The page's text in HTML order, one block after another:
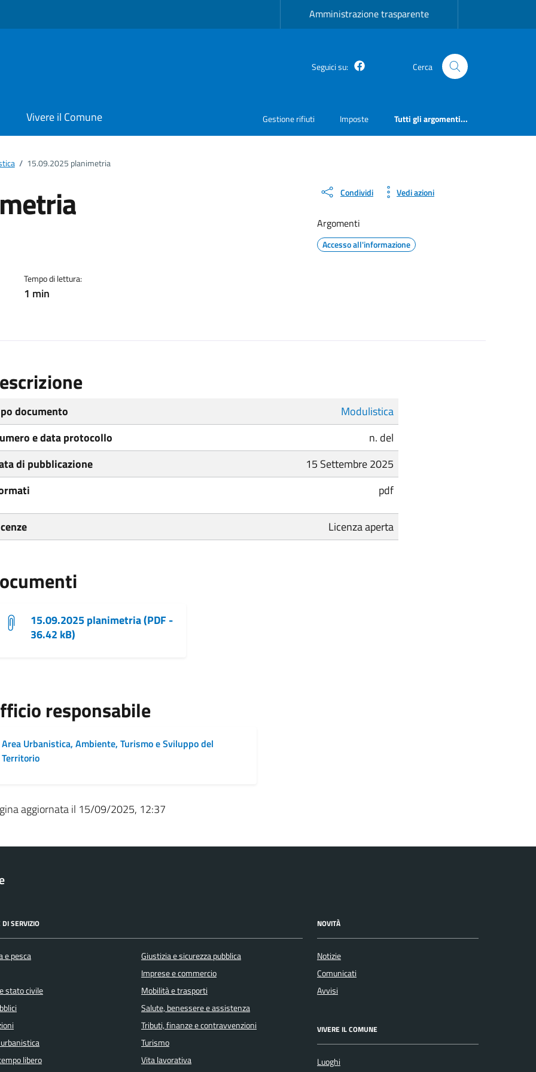
Amministrazione trasparente
Seguici su: Facebook Cerca
Vivere il Comune Gestione rifiuti Imposte Tutti gli argomenti...
/ 15.09.2025 planimetria
Tempo di lettura:
1 min
Condividi Vedi azioni
Argomenti
Accesso all'informazione
documento
Modulistica
e data protocollo
n. del
di pubblicazione
15 Settembre 2025
pdf
Licenza aperta
15.09.2025 planimetria (PDF -
36.42 kB)
responsabile
Area Urbanistica, Ambiente, Turismo e Sviluppo del
Territorio
aggiornata il 15/09/2025, 12:37
DI SERVIZIO
e pesca
stato civile
libero
Giustizia e sicurezza pubblica
Imprese e commercio
Mobilità e trasporti
Salute, benessere e assistenza
Tributi, finanze e contravvenzioni
Turismo
Vita lavorativa
NOVITÀ
Notizie
Comunicati
Avvisi
VIVERE IL COMUNE
Luoghi